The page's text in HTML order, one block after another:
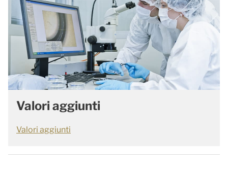
Valori aggiunti
Valori aggiunti